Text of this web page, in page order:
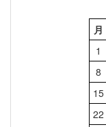
月
1
8
15
22